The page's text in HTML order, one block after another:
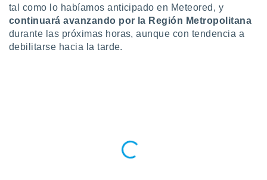
y análisis
en
como
perfil
tal como lo habíamos anticipado en Meteored, y
continuará avanzando por la Región Metropolitana
durante las próximas horas, aunque con tendencia a
debilitarse hacia la tarde.